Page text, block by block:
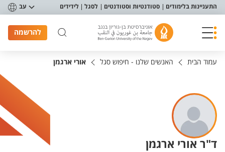
תפריט נגישות
התעניינות בלימודים סטודנטיות וסטודנטים לסגל לידידים עב
להרשמה
עמוד הבית האנשים שלנו - חיפוש סגל אורי ארגמן
ד"ר אורי ארגמן